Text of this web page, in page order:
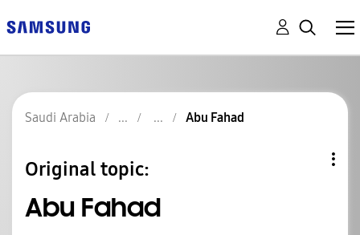
Saudi Arabia Abu Fahad
Original topic:
Abu Fahad